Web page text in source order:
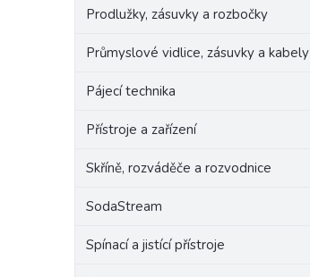
Prodlužky, zásuvky a rozbočky
Průmyslové vidlice, zásuvky a kabely
Pájecí technika
Přístroje a zařízení
Skříně, rozváděče a rozvodnice
SodaStream
Spínací a jistící přístroje